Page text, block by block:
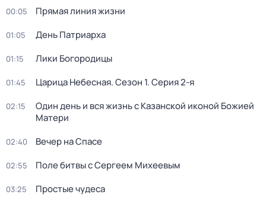
00:05 Прямая линия жизни
01:05 День Патриарха
01:15 Лики Богородицы
01:45 Царица Небесная. Сезон 1. Серия 2-я
02:15
Один день и вся жизнь с Казанской иконой Божией
Матери
02:40 Вечер на Спасе
02:55 Поле битвы с Сергеем Михеевым
03:25 Простые чудеса